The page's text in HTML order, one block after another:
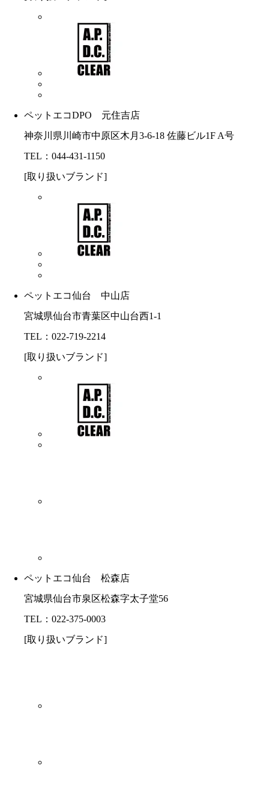
ペットエコDPO 元住吉店
神奈川県川崎市中原区木月3-6-18 佐藤ビル1F A号
TEL：044-431-1150
[取り扱いブランド]
ペットエコ仙台 中山店
宮城県仙台市青葉区中山台西1-1
TEL：022-719-2214
[取り扱いブランド]
ペットエコ仙台 松森店
宮城県仙台市泉区松森字太子堂56
TEL：022-375-0003
[取り扱いブランド]